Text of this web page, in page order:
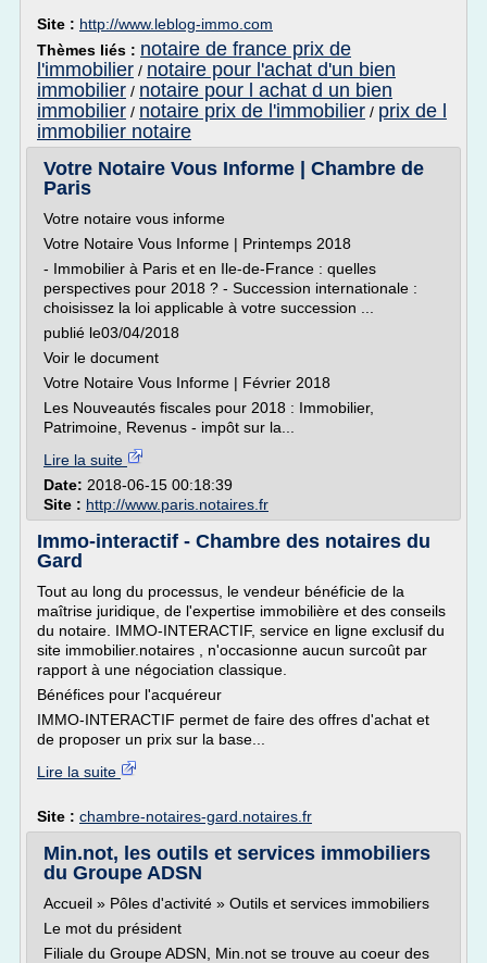
Site : http://www.leblog-immo.com
Thèmes liés : notaire de france prix de
l'immobilier / notaire pour l'achat d'un bien
immobilier / notaire pour l achat d un bien
immobilier / notaire prix de l'immobilier / prix de l
immobilier notaire
Votre Notaire Vous Informe | Chambre de
Paris
Votre notaire vous informe
Votre Notaire Vous Informe | Printemps 2018
- Immobilier à Paris et en Ile-de-France : quelles
perspectives pour 2018 ? - Succession internationale :
choisissez la loi applicable à votre succession ...
publié le03/04/2018
Voir le document
Votre Notaire Vous Informe | Février 2018
Les Nouveautés fiscales pour 2018 : Immobilier,
Patrimoine, Revenus - impôt sur la...
Lire la suite
Date: 2018-06-15 00:18:39
Site : http://www.paris.notaires.fr
Immo-interactif - Chambre des notaires du
Gard
Tout au long du processus, le vendeur bénéficie de la
maîtrise juridique, de l'expertise immobilière et des conseils
du notaire. IMMO-INTERACTIF, service en ligne exclusif du
site immobilier.notaires , n'occasionne aucun surcoût par
rapport à une négociation classique.
Bénéfices pour l'acquéreur
IMMO-INTERACTIF permet de faire des offres d'achat et
de proposer un prix sur la base...
Lire la suite
Site : chambre-notaires-gard.notaires.fr
Min.not, les outils et services immobiliers
du Groupe ADSN
Accueil » Pôles d'activité » Outils et services immobiliers
Le mot du président
Filiale du Groupe ADSN, Min.not se trouve au coeur des